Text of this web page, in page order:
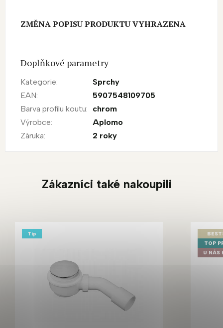
ZMĚNA POPISU PRODUKTU VYHRAZENA
Doplňkové parametry
Kategorie:
Sprchy
EAN:
5907548109705
Barva profilu koutu:
chrom
Výrobce:
Aplomo
Záruka: 2 roky
Zákazníci také nakoupili
Tip
TOP
U NÁS